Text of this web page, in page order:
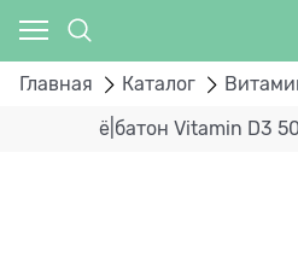
Главная Каталог
ё|батон Vitamin D3